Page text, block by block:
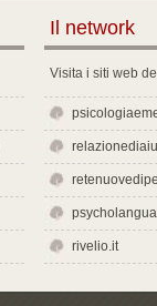
Il network
Visita i siti web
rivelio.it